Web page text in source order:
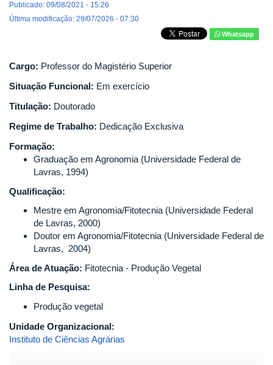
Publicado: 09/08/2021 - 15:26
Última modificação: 29/07/2026 - 07:30
Whatsapp
Cargo: Professor do Magistério Superior
Situação Funcional: Em exercício
Titulação: Doutorado
Regime de Trabalho: Dedicação Exclusiva
Formação:
Graduação em Agronomia (Universidade Federal de
Lavras, 1994)
Qualificação:
Mestre em Agronomia/Fitotecnia (Universidade Federal
de Lavras, 2000)
Doutor em Agronomia/Fitotecnia (Universidade Federal de
Lavras, 2004)
Área de Atuação: Fitotecnia - Produção Vegetal
Linha de Pesquisa:
Produção vegetal
Unidade Organizacional:
Instituto de Ciências Agrárias